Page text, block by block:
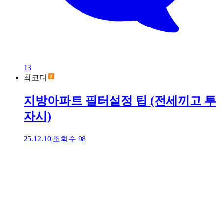
13
최코디
지방아파트 필터설정 팁 (전세끼고 투
자시)
25.12.10|조회수 98